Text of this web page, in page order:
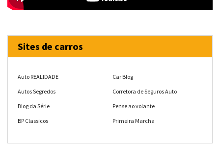
Sites de carros
Auto REALIDADE
Autos Segredos
Blog da Série
BP Classicos
Car Blog
Corretora de Seguros Auto
Pense ao volante
Primeira Marcha